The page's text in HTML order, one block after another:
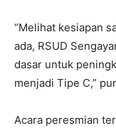
“Melihat kesiapan
ada, RSUD
dasar untuk
menjadi Tipe C,”
Acara peresmian